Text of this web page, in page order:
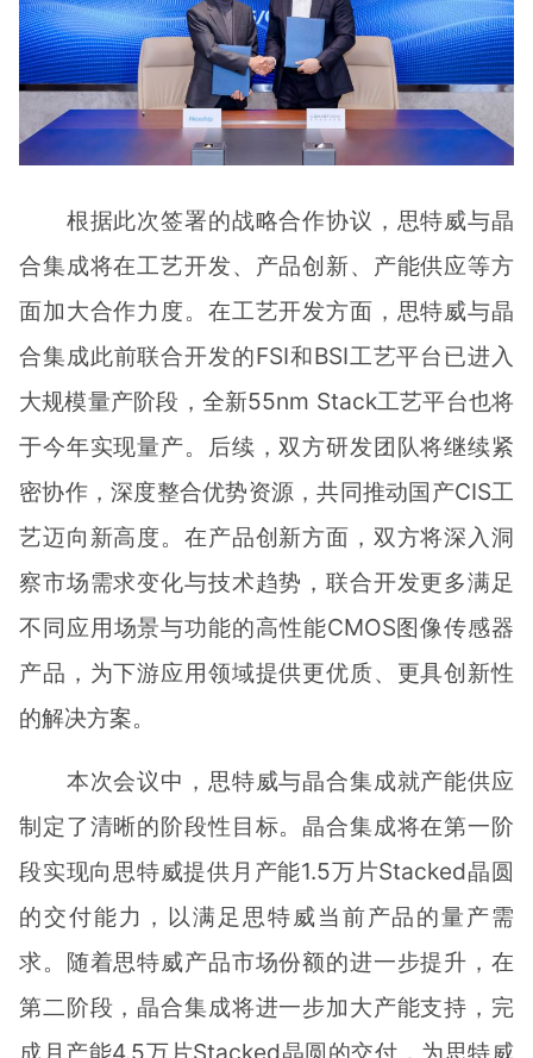
根据此次签署的战略合作协议，思特威与晶
合集成将在工艺开发、产品创新、产能供应等方
面加大合作力度。在工艺开发方面，思特威与晶
合集成此前联合开发的FSI和BSI工艺平台已进入
大规模量产阶段，全新55nm Stack工艺平台也将
于今年实现量产。后续，双方研发团队将继续紧
密协作，深度整合优势资源，共同推动国产CIS工
艺迈向新高度。在产品创新方面，双方将深入洞
察市场需求变化与技术趋势，联合开发更多满足
不同应用场景与功能的高性能CMOS图像传感器
产品，为下游应用领域提供更优质、更具创新性
的解决方案。
本次会议中，思特威与晶合集成就产能供应
制定了清晰的阶段性目标。晶合集成将在第一阶
段实现向思特威提供月产能1.5万片Stacked晶圆
的交付能力，以满足思特威当前产品的量产需
求。随着思特威产品市场份额的进一步提升，在
第二阶段，晶合集成将进一步加大产能支持，完